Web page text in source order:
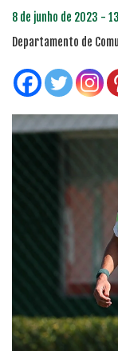
8 de junho de 2023 -
Departamento de